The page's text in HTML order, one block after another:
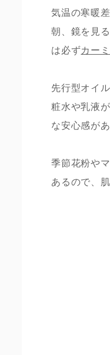
気温の寒暖
朝、鏡を見
は必ずカー
先行型オイ
粧水や乳液
な安心感が
季節花粉や
あるので、